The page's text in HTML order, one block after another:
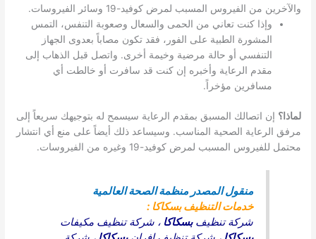
والآخرين من الفيروس المسبب لمرض كوفيد-19 وسائر الفيروسات.
وإذا كنت تعاني من الحمى والسعال وصعوبة التنفس، التمس
المشورة الطبية على الفور، فقد تكون مصاباً بعدوى الجهاز
التنفسي أو حالة مرضية وخيمة أخرى. واتصل قبل الذهاب إلى
مقدم الرعاية وأخبره إن كنت قد سافرت أو خالطت أي
مسافرين مؤخراً.
لماذا؟ إن اتصالك المسبق بمقدم الرعاية سيسمح له بتوجيهك سريعاً إلى
مرفق الرعاية الصحية المناسب. وسيساعد ذلك أيضاً على منع أي انتشار
محتمل للفيروس المسبب لمرض كوفيد-19 وغيره من الفيروسات.
منقول المصدر منظمة الصحة العالمية
خدمات التنظيف بسكاكا :
شركة تنظيفبسكاكا ،شركة تنظيف مكيفات